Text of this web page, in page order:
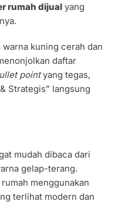
rumah dijual yang
kuning cerah dan
daftar
pointyang tegas,
Strategis” langsung
mudah dibaca dari
gelap-terang.
menggunakan
terlihat modern dan